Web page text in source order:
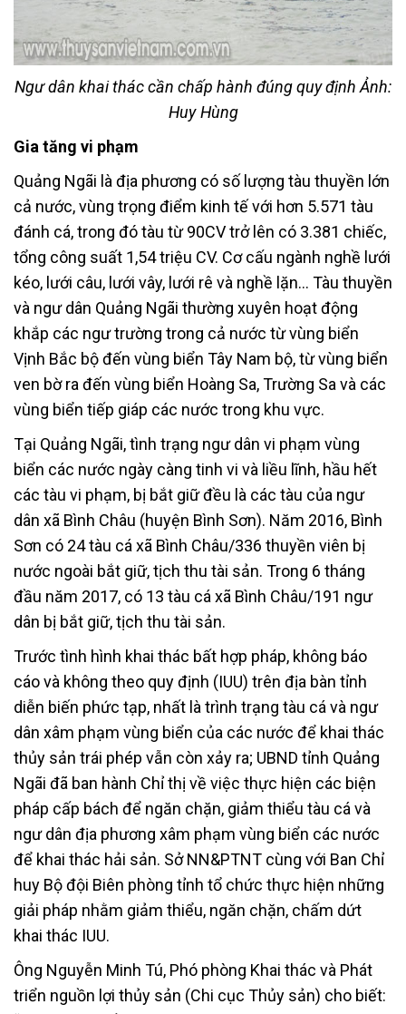
Ngư dân khai thác cần chấp hành đúng quy định Ảnh:
Huy Hùng
Gia tăng vi phạm
Quảng Ngãi là địa phương có số lượng tàu thuyền lớn
cả nước, vùng trọng điểm kinh tế với hơn 5.571 tàu
đánh cá, trong đó tàu từ 90CV trở lên có 3.381 chiếc,
tổng công suất 1,54 triệu CV. Cơ cấu ngành nghề lưới
kéo, lưới câu, lưới vây, lưới rê và nghề lặn… Tàu thuyền
và ngư dân Quảng Ngãi thường xuyên hoạt động
khắp các ngư trường trong cả nước từ vùng biển
Vịnh Bắc bộ đến vùng biển Tây Nam bộ, từ vùng biển
ven bờ ra đến vùng biển Hoàng Sa, Trường Sa và các
vùng biển tiếp giáp các nước trong khu vực.
Tại Quảng Ngãi, tình trạng ngư dân vi phạm vùng
biển các nước ngày càng tinh vi và liều lĩnh, hầu hết
các tàu vi phạm, bị bắt giữ đều là các tàu của ngư
dân xã Bình Châu (huyện Bình Sơn). Năm 2016, Bình
Sơn có 24 tàu cá xã Bình Châu/336 thuyền viên bị
nước ngoài bắt giữ, tịch thu tài sản. Trong 6 tháng
đầu năm 2017, có 13 tàu cá xã Bình Châu/191 ngư
dân bị bắt giữ, tịch thu tài sản.
Trước tình hình khai thác bất hợp pháp, không báo
cáo và không theo quy định (IUU) trên địa bàn tỉnh
diễn biến phức tạp, nhất là trình trạng tàu cá và ngư
dân xâm phạm vùng biển của các nước để khai thác
thủy sản trái phép vẫn còn xảy ra; UBND tỉnh Quảng
Ngãi đã ban hành Chỉ thị về việc thực hiện các biện
pháp cấp bách để ngăn chặn, giảm thiểu tàu cá và
ngư dân địa phương xâm phạm vùng biển các nước
để khai thác hải sản. Sở NN&PTNT cùng với Ban Chỉ
huy Bộ đội Biên phòng tỉnh tổ chức thực hiện những
giải pháp nhằm giảm thiểu, ngăn chặn, chấm dứt
khai thác IUU.
Ông Nguyễn Minh Tú, Phó phòng Khai thác và Phát
triển nguồn lợi thủy sản (Chi cục Thủy sản) cho biết: